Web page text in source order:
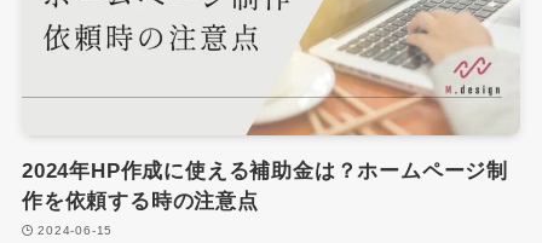
2024年HP作成に使える補助金は？ホームページ制
作を依頼する時の注意点
2024-06-15